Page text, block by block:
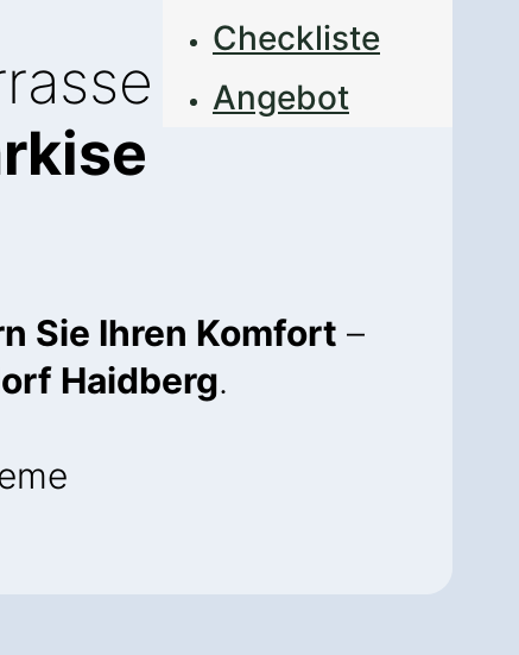
Checkliste
Angebot
Sie Ihren Komfort –
Haidberg.